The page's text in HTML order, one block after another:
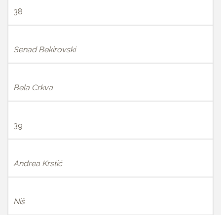
38
Senad Bekirovski
Bela Crkva
39
Andrea Krstić
Niš